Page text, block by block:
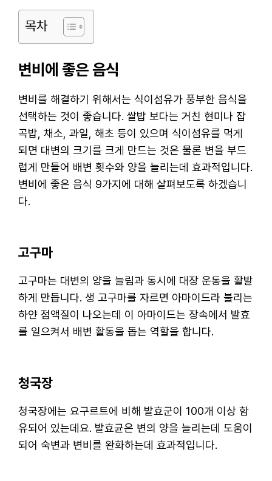
목차
변비에 좋은 음식
변비를 해결하기 위해서는 식이섬유가 풍부한 음식을
선택하는 것이 좋습니다. 쌀밥 보다는 거친 현미나 잡
곡밥, 채소, 과일, 해초 등이 있으며 식이섬유를 먹게
되면 대변의 크기를 크게 만드는 것은 물론 변을 부드
럽게 만들어 배변 횟수와 양을 늘리는데 효과적입니다.
변비에 좋은 음식 9가지에 대해 살펴보도록 하겠습니
다.
고구마
고구마는 대변의 양을 늘림과 동시에 대장 운동을 활발
하게 만듭니다. 생 고구마를 자르면 아마이드라 불리는
하얀 점액질이 나오는데 이 아마이드는 장속에서 발효
를 일으켜서 배변 활동을 돕는 역할을 합니다.
청국장
청국장에는 요구르트에 비해 발효군이 100개 이상 함
유되어 있는데요. 발효균은 변의 양을 늘리는데 도움이
되어 숙변과 변비를 완화하는데 효과적입니다.